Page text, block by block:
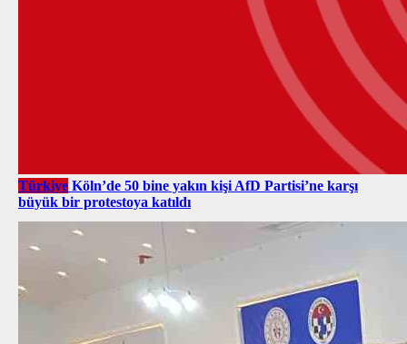
Türkiye Köln’de 50 bine yakın kişi AfD Partisi’ne karşı
büyük bir protestoya katıldı